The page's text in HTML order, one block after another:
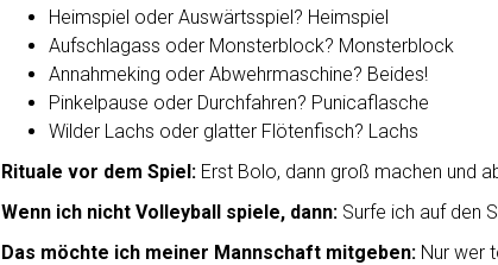
Heimspiel oder Auswärtsspiel? Heimspiel
Aufschlagass oder Monsterblock? Monsterblock
Annahmeking oder Abwehrmaschine? Beides!
Pinkelpause oder Durchfahren? Punicaflasche
Wilder Lachs oder glatter Flötenfisch? Lachs
Rituale vor dem Spiel: Erst Bolo, dann groß machen und
Wenn ich nicht Volleyball spiele, dann: Surfe ich auf den
Das möchte ich meiner Mannschaft mitgeben: Nur wer